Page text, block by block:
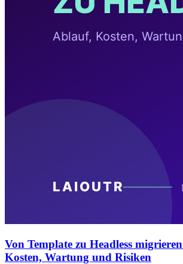
Von Template zu Headless
Kosten, Wartung und Risiken